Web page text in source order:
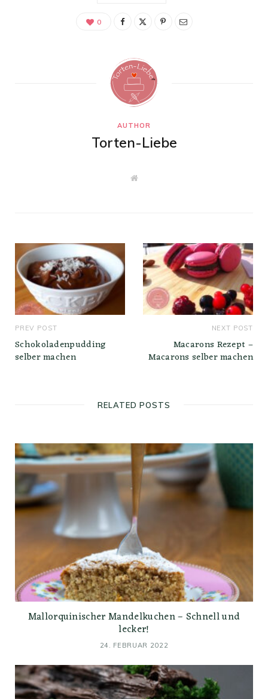
0
AUTHOR
Torten-Liebe
W
PREV POST
Schokoladenpudding
selber machen
NEXT POST
Macarons Rezept –
Macarons selber machen
RELATED POSTS
Mallorquinischer Mandelkuchen – Schnell und
lecker!
24. FEBRUAR 2022